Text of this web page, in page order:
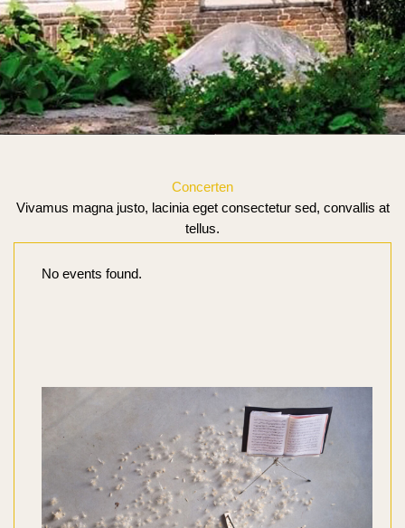
Concerten
Vivamus magna justo, lacinia eget consectetur sed, convallis at
tellus.
No events found.